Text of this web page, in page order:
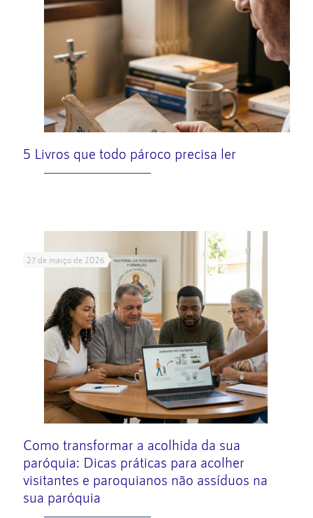
5 Livros que todo pároco precisa ler
27 de março de 2026
Como transformar a acolhida da sua
paróquia: Dicas práticas para acolher
visitantes e paroquianos não assíduos na
sua paróquia